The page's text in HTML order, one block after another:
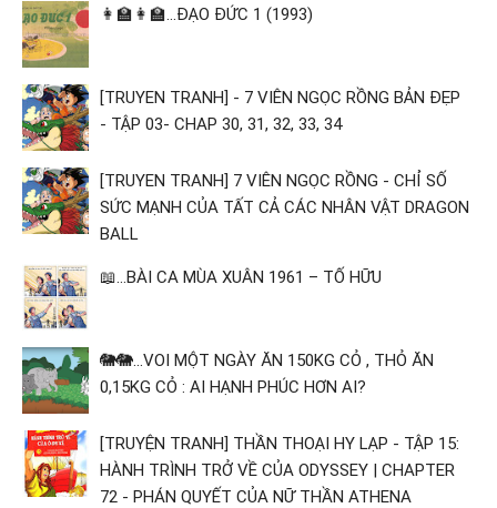
👩‍🏫👩‍🏫...ĐẠO ĐỨC 1 (1993)
[TRUYEN TRANH] - 7 VIÊN NGỌC RỒNG BẢN ĐẸP
- TẬP 03- CHAP 30, 31, 32, 33, 34
[TRUYEN TRANH] 7 VIÊN NGỌC RỒNG - CHỈ SỐ
SỨC MẠNH CỦA TẤT CẢ CÁC NHÂN VẬT DRAGON
BALL
📖...BÀI CA MÙA XUÂN 1961 – TỐ HỮU
🐘🐘...VOI MỘT NGÀY ĂN 150KG CỎ , THỎ ĂN
0,15KG CỎ : AI HẠNH PHÚC HƠN AI?
[TRUYỆN TRANH] THẦN THOẠI HY LẠP - TẬP 15:
HÀNH TRÌNH TRỞ VỀ CỦA ODYSSEY | CHAPTER
72 - PHÁN QUYẾT CỦA NỮ THẦN ATHENA